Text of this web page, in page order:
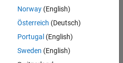
Norway(English)
Österreich (Deutsch)
Portugal (English)
Sweden (English)
Informativa sulla privacy
Contatti
Inc.